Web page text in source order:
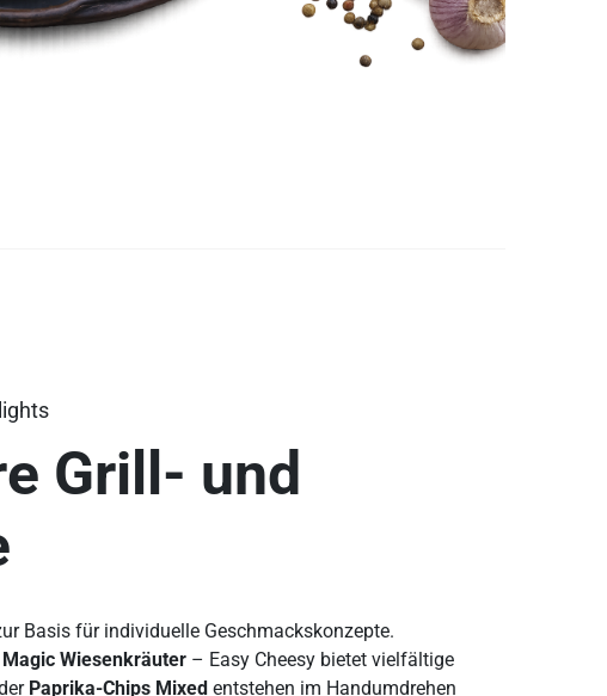
Grill- und
Basis für individuelle Geschmackskonzepte.
Magic Wiesenkräuter – Easy Cheesy bietet vielfältige
Paprika-Chips Mixedentstehen im Handumdrehen